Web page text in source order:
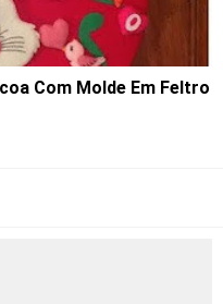
Com Molde Em Feltro